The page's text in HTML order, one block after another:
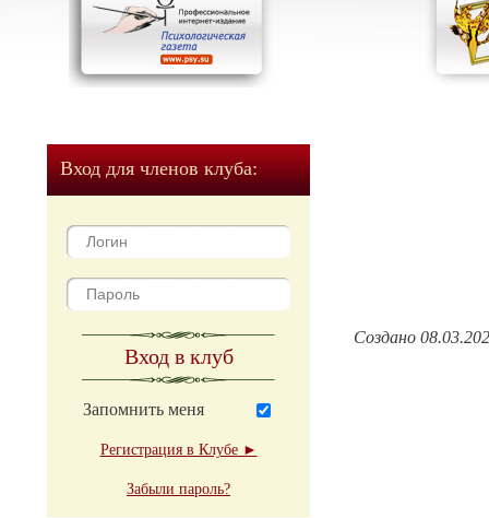
Вход для членов клуба:
Вход в клуб
Запомнить меня
Регистрация в Клубе ►
Забыли пароль?
Создано